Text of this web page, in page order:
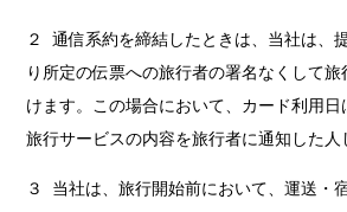
２ 通信系約を締結したときは、当社は、
り所定の伝票への旅行者の署名なくして
けます。この場合において、カード利用日
旅行サービスの内容を旅行者に通知した人
３ 当社は、旅行開始前において、運送・